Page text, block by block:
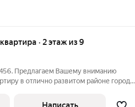
· 2 этаж из 9
Предлагаем Вашему вниманию
в отлично развитом районе города.
Подъезд чистый после